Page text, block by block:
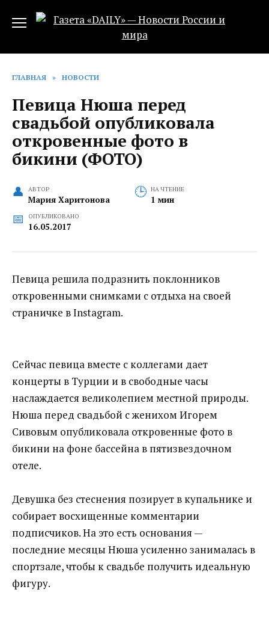
ГЛАВНАЯ » НОВОСТИ
Певица Нюша перед
свадьбой‍ опубликовала
откровенные фото в
бикини (ФОТО)
АВТОР
Мария Харитонова
НА ЧТЕНИЕ
1 мин
ОПУБЛИКОВАНО
16.05.2017
Певица решила подразнить поклонников
откровенными снимками с отдыха на своей
страничке в Instagram.
Сейчас певица вместе с коллегами дает
концерты в Турции и в свободные часы
наслаждается великолепием местной природы.
Нюша перед свадьбой‍ с женихом Игорем
Сивовым опубликовала откровенные фото в
бикини на фоне бассейна в пятизвездочном
отеле.
Девушка без стеснения позирует в купальнике и
собирает восхищенные комментарии
подписчиков. На это есть основания —
последние месяцы Нюша усиленно занималась в
спортзале, чтобы к свадьбе получить идеальную
фигуру.